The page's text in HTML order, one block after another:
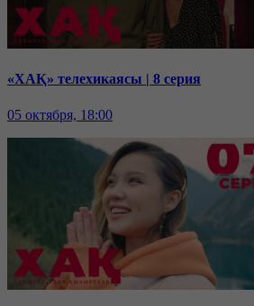
«ХАҚ» телехикаясы | 8 серия
05 октября, 18:00